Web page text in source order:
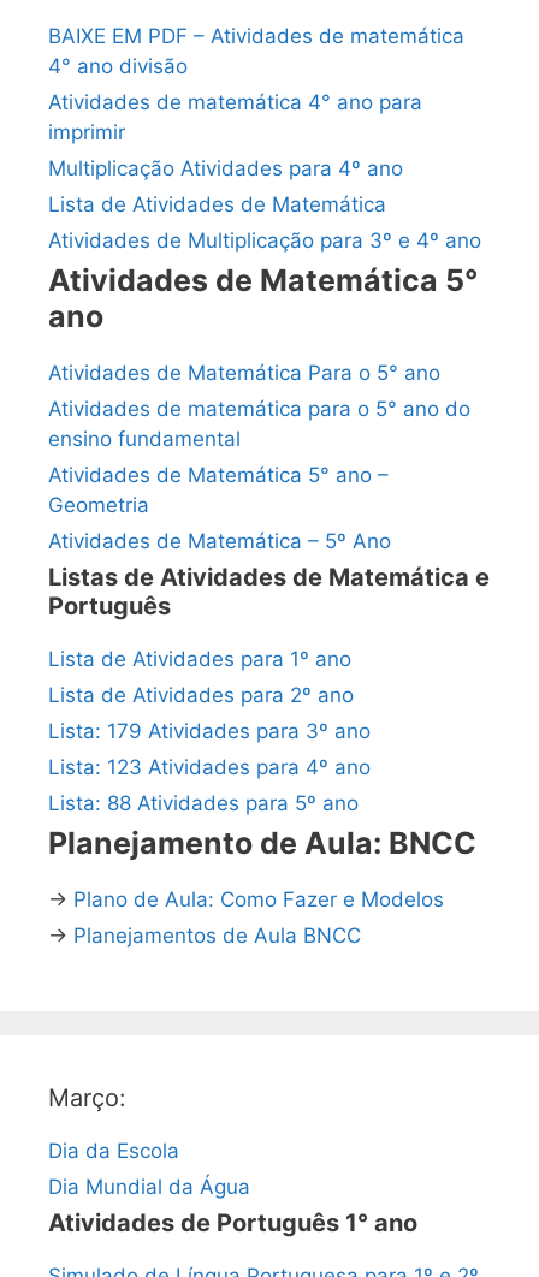
BAIXE EM PDF – Atividades de matemática
4° ano divisão
Atividades de matemática 4° ano para
imprimir
Multiplicação Atividades para 4º ano
Lista de Atividades de Matemática
Atividades de Multiplicação para 3º e 4º ano
Atividades de Matemática 5°
ano
Atividades de Matemática Para o 5° ano
Atividades de matemática para o 5° ano do
ensino fundamental
Atividades de Matemática 5° ano –
Geometria
Atividades de Matemática – 5º Ano
Listas de Atividades de Matemática e
Português
Lista de Atividades para 1º ano
Lista de Atividades para 2º ano
Lista: 179 Atividades para 3º ano
Lista: 123 Atividades para 4º ano
Lista: 88 Atividades para 5º ano
Planejamento de Aula: BNCC
→ Plano de Aula: Como Fazer e Modelos
→ Planejamentos de Aula BNCC
Março:
Dia da Escola
Dia Mundial da Água
Atividades de Português 1° ano